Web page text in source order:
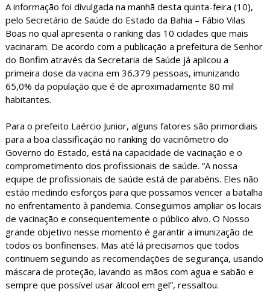
A informação foi divulgada na manhã desta quinta-feira (10),
pelo Secretário de Saúde do Estado da Bahia – Fábio Vilas
Boas no qual apresenta o ranking das 10 cidades que mais
vacinaram. De acordo com a publicação a prefeitura de Senhor
do Bonfim através da Secretaria de Saúde já aplicou a
primeira dose da vacina em 36.379 pessoas, imunizando
65,0% da população que é de aproximadamente 80 mil
habitantes.
Para o prefeito Laércio Junior, alguns fatores são primordiais
para a boa classificação no ranking do vacinômetro do
Governo do Estado, está na capacidade de vacinação e o
comprometimento dos profissionais de saúde. “A nossa
equipe de profissionais de saúde está de parabéns. Eles não
estão medindo esforços para que possamos vencer a batalha
no enfrentamento à pandemia. Conseguimos ampliar os locais
de vacinação e consequentemente o público alvo. O Nosso
grande objetivo nesse momento é garantir a imunização de
todos os bonfinenses. Mas até lá precisamos que todos
continuem seguindo as recomendações de segurança, usando
máscara de proteção, lavando as mãos com agua e sabão e
sempre que possível usar álcool em gel”, ressaltou.